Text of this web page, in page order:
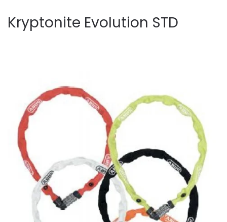
Kryptonite Evolution STD